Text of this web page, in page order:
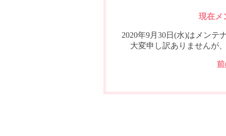
現在メ
2020年9月30日(水)はメンテ
大変申し訳ありませんが
前